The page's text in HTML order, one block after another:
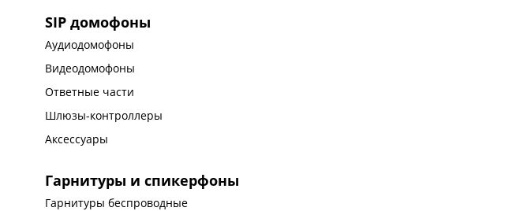
SIP домофоны
Аудиодомофоны
Видеодомофоны
Ответные части
Шлюзы-контроллеры
Аксессуары
Гарнитуры и спикерфоны
Гарнитуры беспроводные